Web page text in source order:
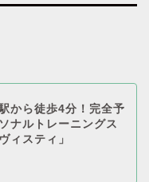
から徒歩4分！完全予
ナルトレーニングス
ィスティ」